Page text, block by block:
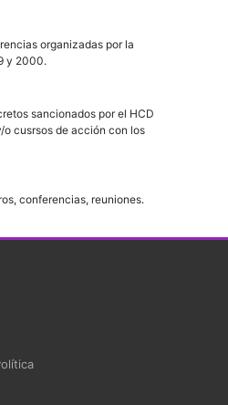
organizadas por la
y 2000.
sancionados por el HCD
cusrsos de acción con los
conferencias, reuniones.